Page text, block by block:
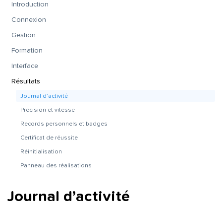
Introduction
Connexion
Gestion
Formation
Interface
Résultats
Journal d’activité
Précision et vitesse
Records personnels et badges
Certificat de réussite
Réinitialisation
Panneau des réalisations
Journal d’activité